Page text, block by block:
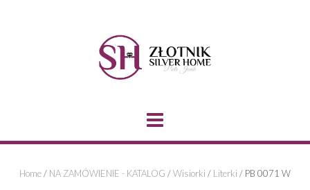
Home/ NA ZAMÓWIENIE - KATALOG /Wisiorki / Literki / PB 0071 W